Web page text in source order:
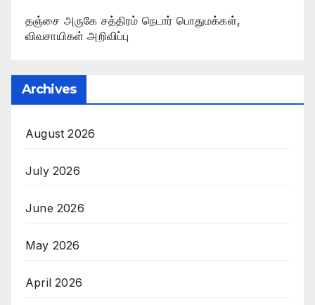
தஞ்சை அருகே சத்திரம் நெடார் பொதுமக்கள்,
விவசாயிகள் அறிவிப்பு
Archives
August 2026
July 2026
June 2026
May 2026
April 2026